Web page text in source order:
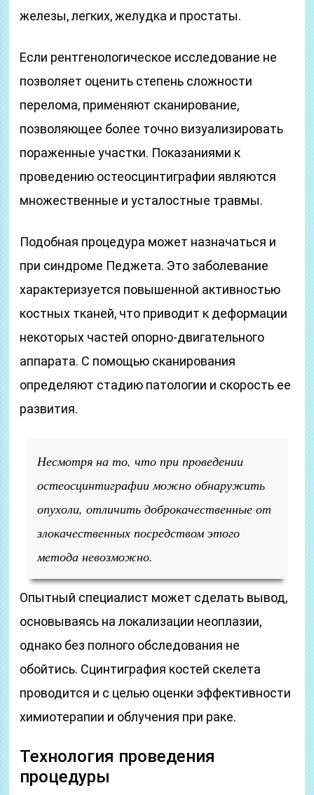
железы, легких, желудка и простаты.
Если рентгенологическое исследование не
позволяет оценить степень сложности
перелома, применяют сканирование,
позволяющее более точно визуализировать
пораженные участки. Показаниями к
проведению остеосцинтиграфии являются
множественные и усталостные травмы.
Подобная процедура может назначаться и
при синдроме Педжета. Это заболевание
характеризуется повышенной активностью
костных тканей, что приводит к деформации
некоторых частей опорно-двигательного
аппарата. С помощью сканирования
определяют стадию патологии и скорость ее
развития.
Несмотря на то, что при проведении
остеосцинтиграфии можно обнаружить
опухоли, отличить доброкачественные от
злокачественных посредством этого
метода невозможно.
Опытный специалист может сделать вывод,
основываясь на локализации неоплазии,
однако без полного обследования не
обойтись. Сцинтиграфия костей скелета
проводится и с целью оценки эффективности
химиотерапии и облучения при раке.
Технология проведения
процедуры